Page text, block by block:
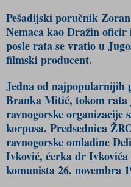
Pešadijski poručnik
Nemaca kao Dražin oficir
posle rata se vratio u
filmski producent.
Jedna od najpopularnijih
Branka Mitić, tokom rata
ravnogorske organizacije
korpusa. Predsednica
ravnogorske omladine
Ivković, ćerka dr
komunista 26. novembra